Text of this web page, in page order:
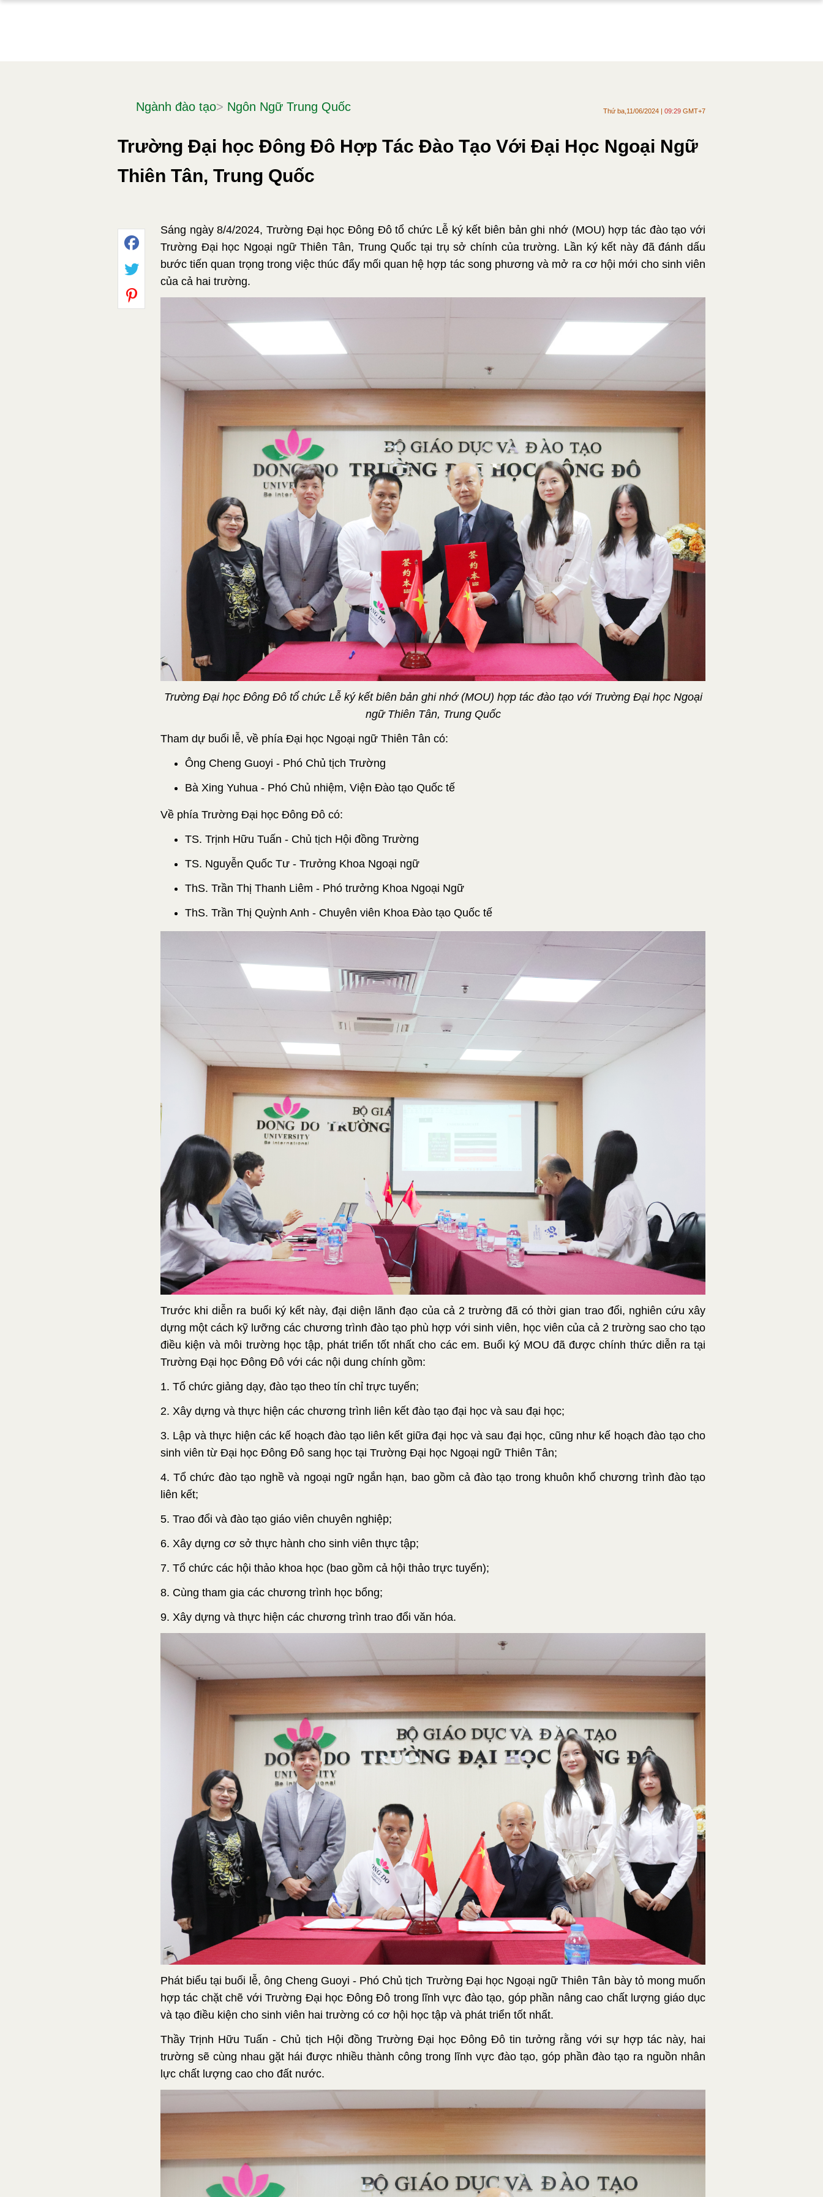
Ngành đào tạo> Ngôn Ngữ Trung Quốc Thứ ba,11/06/2024 | 09:29 GMT+7
Trường Đại học Đông Đô Hợp Tác Đào Tạo Với Đại Học Ngoại Ngữ
Thiên Tân, Trung Quốc
Sáng ngày 8/4/2024, Trường Đại học Đông Đô tổ chức Lễ ký kết biên bản ghi nhớ (MOU) hợp tác đào tạo với
Trường Đại học Ngoại ngữ Thiên Tân, Trung Quốc tại trụ sở chính của trường. Lần ký kết này đã đánh dấu
bước tiến quan trọng trong việc thúc đẩy mối quan hệ hợp tác song phương và mở ra cơ hội mới cho sinh viên
của cả hai trường.
Trường Đại học Đông Đô tổ chức Lễ ký kết biên bản ghi nhớ (MOU) hợp tác đào tạo với Trường Đại học Ngoại
ngữ Thiên Tân, Trung Quốc
Tham dự buổi lễ, về phía Đại học Ngoại ngữ Thiên Tân có:
Ông Cheng Guoyi - Phó Chủ tịch Trường
Bà Xing Yuhua - Phó Chủ nhiệm, Viện Đào tạo Quốc tế
Về phía Trường Đại học Đông Đô có:
TS. Trịnh Hữu Tuấn - Chủ tịch Hội đồng Trường
TS. Nguyễn Quốc Tư - Trưởng Khoa Ngoại ngữ
ThS. Trần Thị Thanh Liêm - Phó trưởng Khoa Ngoại Ngữ
ThS. Trần Thị Quỳnh Anh - Chuyên viên Khoa Đào tạo Quốc tế
Trước khi diễn ra buổi ký kết này, đại diện lãnh đạo của cả 2 trường đã có thời gian trao đổi, nghiên cứu xây
dựng một cách kỹ lưỡng các chương trình đào tạo phù hợp với sinh viên, học viên của cả 2 trường sao cho tạo
điều kiện và môi trường học tập, phát triển tốt nhất cho các em. Buổi ký MOU đã được chính thức diễn ra tại
Trường Đại học Đông Đô với các nội dung chính gồm:
1. Tổ chức giảng dạy, đào tạo theo tín chỉ trực tuyến;
2. Xây dựng và thực hiện các chương trình liên kết đào tạo đại học và sau đại học;
3. Lập và thực hiện các kế hoạch đào tạo liên kết giữa đại học và sau đại học, cũng như kế hoạch đào tạo cho
sinh viên từ Đại học Đông Đô sang học tại Trường Đại học Ngoại ngữ Thiên Tân;
4. Tổ chức đào tạo nghề và ngoại ngữ ngắn hạn, bao gồm cả đào tạo trong khuôn khổ chương trình đào tạo
liên kết;
5. Trao đổi và đào tạo giáo viên chuyên nghiệp;
6. Xây dựng cơ sở thực hành cho sinh viên thực tập;
7. Tổ chức các hội thảo khoa học (bao gồm cả hội thảo trực tuyến);
8. Cùng tham gia các chương trình học bổng;
9. Xây dựng và thực hiện các chương trình trao đổi văn hóa.
Phát biểu tại buổi lễ, ông Cheng Guoyi - Phó Chủ tịch Trường Đại học Ngoại ngữ Thiên Tân bày tỏ mong muốn
hợp tác chặt chẽ với Trường Đại học Đông Đô trong lĩnh vực đào tạo, góp phần nâng cao chất lượng giáo dục
và tạo điều kiện cho sinh viên hai trường có cơ hội học tập và phát triển tốt nhất.
Thầy Trịnh Hữu Tuấn - Chủ tịch Hội đồng Trường Đại học Đông Đô tin tưởng rằng với sự hợp tác này, hai
trường sẽ cùng nhau gặt hái được nhiều thành công trong lĩnh vực đào tạo, góp phần đào tạo ra nguồn nhân
lực chất lượng cao cho đất nước.